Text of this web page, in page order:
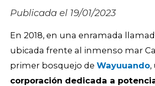
Publicada el 19/01/2023
En 2018, en una enramada
ubicada frente al inmenso mar
primer bosquejo de Wayuuando,
corporación dedicada a